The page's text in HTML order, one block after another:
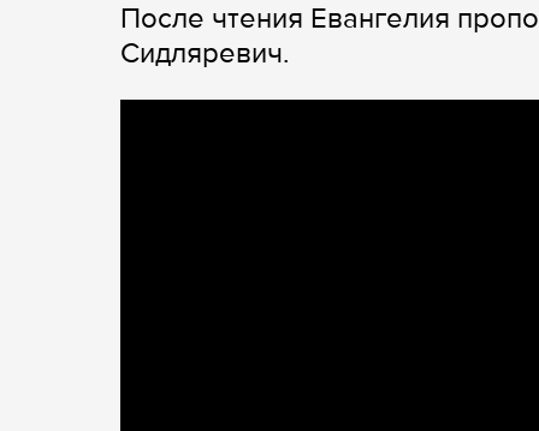
После чтения Евангелия
Сидляревич.